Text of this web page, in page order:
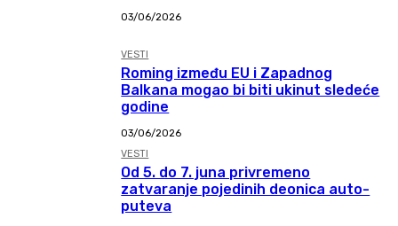
03/06/2026
VESTI
Roming između EU i Zapadnog
Balkana mogao bi biti ukinut sledeće
godine
03/06/2026
VESTI
Od 5. do 7. juna privremeno
zatvaranje pojedinih deonica auto-
puteva